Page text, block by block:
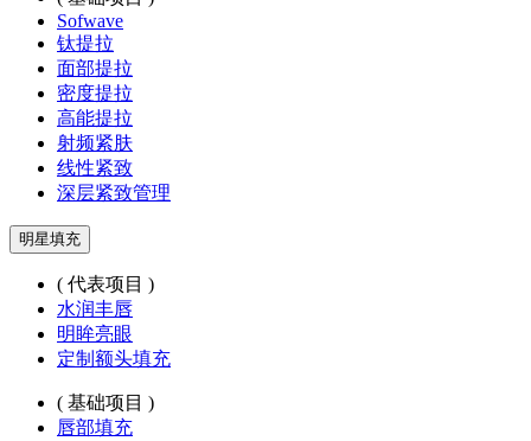
Sofwave
钛提拉
面部提拉
密度提拉
高能提拉
射频紧肤
线性紧致
深层紧致管理
明星填充
( 代表项目 )
水润丰唇
明眸亮眼
定制额头填充
( 基础项目 )
唇部填充